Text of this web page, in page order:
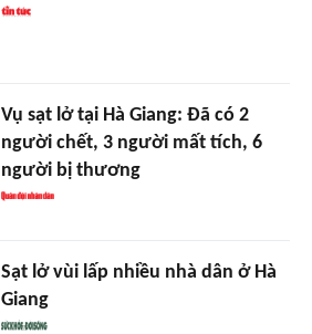
Vụ sạt lở tại Hà Giang: Đã có 2
người chết, 3 người mất tích, 6
người bị thương
Sạt lở vùi lấp nhiều nhà dân ở Hà
Giang